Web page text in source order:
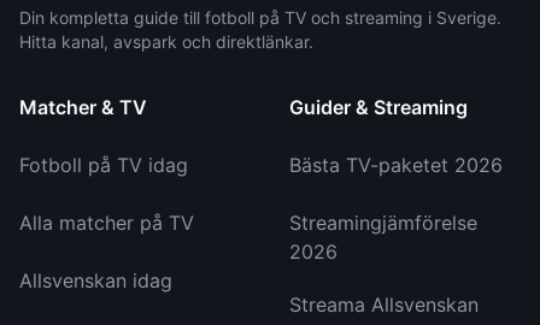
Din kompletta guide till fotboll på TV och streaming i Sverige.
Hitta kanal, avspark och direktlänkar.
Matcher & TV
Fotboll på TV idag
Alla matcher på TV
Allsvenskan idag
Guider & Streaming
Bästa TV-paketet 2026
Streamingjämförelse
2026
Streama Allsvenskan